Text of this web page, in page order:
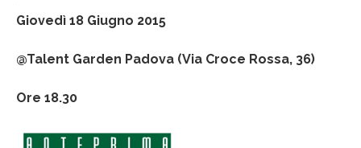
Giovedì 18 Giugno 2015
@Talent Garden Padova (Via Croce Rossa, 36)
Ore 18.30